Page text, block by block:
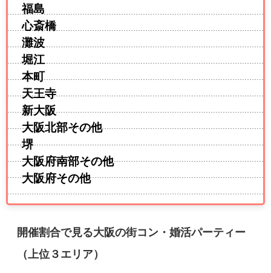
福島
心斎橋
灘波
堀江
本町
天王寺
新大阪
大阪北部その他
堺
大阪府南部その他
大阪府その他
開催割合で見る大阪の街コン・婚活パーティー
（上位３エリア）